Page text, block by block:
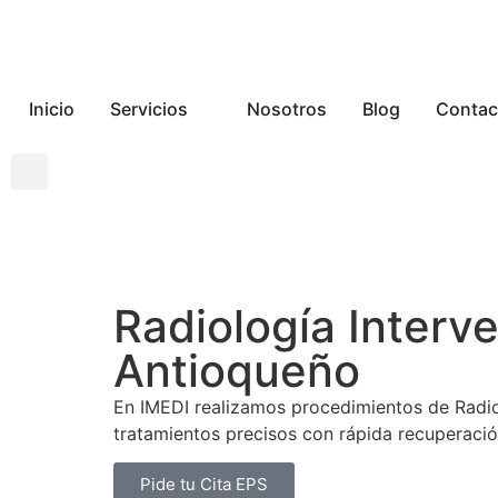
Inicio Servicios Nosotros Blog
Radiología
Antioqueño
En IMEDI realizamos procedimientos de
tratamientos precisos con rápida
Pide tu Cita EPS